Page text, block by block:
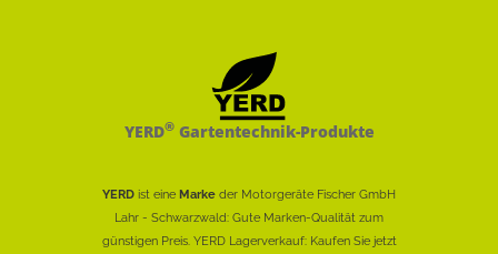
YERD®Gartentechnik-Produkte
YERD ist eine Marke der Motorgeräte Fischer GmbH
Lahr - Schwarzwald: Gute Marken-Qualität zum
günstigen Preis. YERD Lagerverkauf: Kaufen Sie jetzt